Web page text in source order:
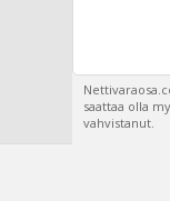
saattaa olla
vahvistanut.